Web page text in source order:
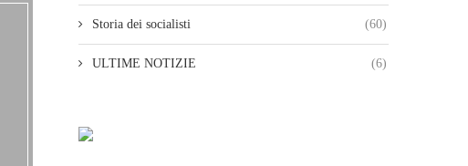
Storia dei socialisti (60)
ULTIME NOTIZIE (6)